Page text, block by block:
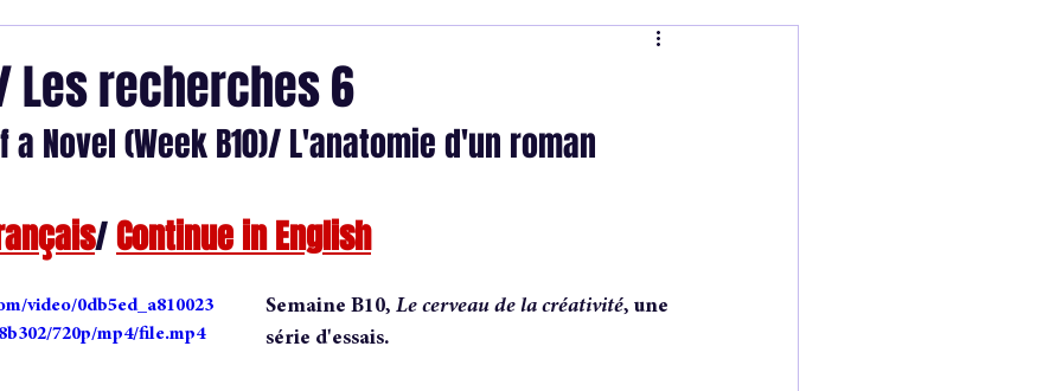
magazine inédiconte exclusitale Noël Christmas
nouvelle short story conversation
vie d'auteure
Les recherches 6
a Novel (Week B10)/ L'anatomie d'un roman
/ Continue in English
video/0db5ed_a810023
720p/mp4/file.mp4
Semaine B10, Le cerveau de la créativité, une
série d'essais.